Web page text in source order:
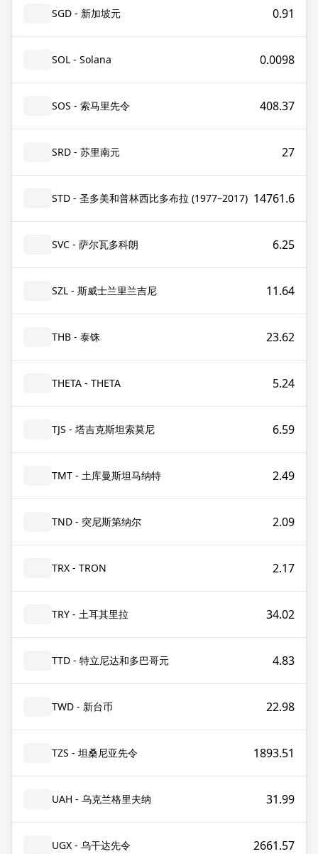
SGD - 新加坡元 0.91
SOL - Solana 0.0098
SOS - 索马里先令 408.37
SRD - 苏里南元 27
STD - 圣多美和普林西比多布拉 (1977–2017) 14761.6
SVC - 萨尔瓦多科朗 6.25
SZL - 斯威士兰里兰吉尼 11.64
THB - 泰铢 23.62
THETA - THETA 5.24
TJS - 塔吉克斯坦索莫尼 6.59
TMT - 土库曼斯坦马纳特 2.49
TND - 突尼斯第纳尔 2.09
TRX - TRON 2.17
TRY - 土耳其里拉 34.02
TTD - 特立尼达和多巴哥元 4.83
TWD - 新台币 22.98
TZS - 坦桑尼亚先令 1893.51
UAH - 乌克兰格里夫纳 31.99
UGX - 乌干达先令 2661.57